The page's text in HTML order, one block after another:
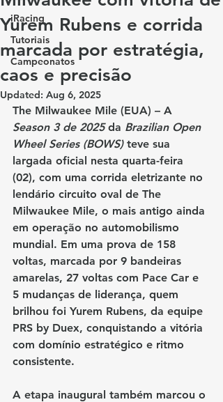
iRacing
Tutoriais
Campeonatos
Yurem Rubens e corrida
marcada por estratégia,
caos e precisão
Updated: Aug 6, 2025
The Milwaukee Mile (EUA) – A
Season 3 de 2025 da Brazilian Open
Wheel Series (BOWS) teve sua
largada oficial nesta quarta-feira
(02), com uma corrida eletrizante no
lendário circuito oval de The
Milwaukee Mile, o mais antigo ainda
em operação no automobilismo
mundial. Em uma prova de 158
voltas, marcada por 9 bandeiras
amarelas, 27 voltas com Pace Car e
5 mudanças de liderança, quem
brilhou foi Yurem Rubens, da equipe
PRS by Duex, conquistando a vitória
com domínio estratégico e ritmo
consistente.
A etapa inaugural também marcou o